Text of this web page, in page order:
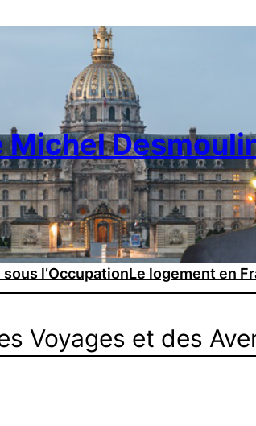
Michel
sous l’OccupationLe logement en
Voyages et des